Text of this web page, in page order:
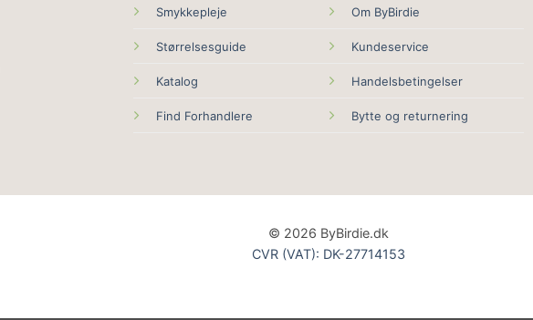
Smykkepleje
Størrelsesguide
Katalog
Find Forhandlere
Om ByBirdie
Kundeservice
Handelsbetingelser
Bytte og returnering
© 2026 ByBirdie.dk
CVR (VAT): DK-27714153